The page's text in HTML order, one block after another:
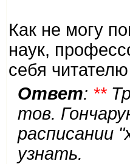
Как не могу
наук,
себя
Ответ: **
тов.
расписании
узнать.